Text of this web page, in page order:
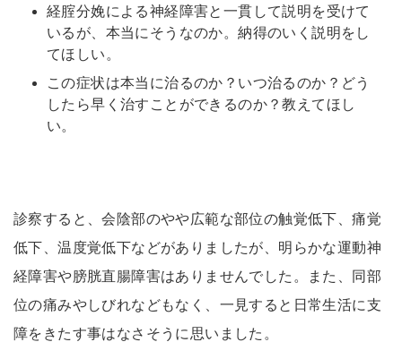
経腟分娩による神経障害と一貫して説明を受けて
いるが、本当にそうなのか。納得のいく説明をし
てほしい。
この症状は本当に治るのか？いつ治るのか？どう
したら早く治すことができるのか？教えてほし
い。
診察すると、会陰部のやや広範な部位の触覚低下、痛覚
低下、温度覚低下などがありましたが、明らかな運動神
経障害や膀胱直腸障害はありませんでした。また、同部
位の痛みやしびれなどもなく、一見すると日常生活に支
障をきたす事はなさそうに思いました。